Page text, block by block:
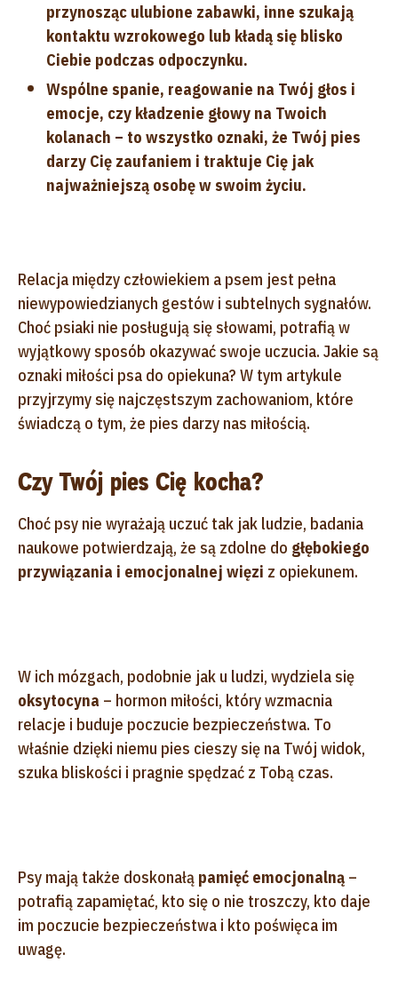
przynosząc ulubione zabawki, inne szukają
kontaktu wzrokowego lub kładą się blisko
Ciebie podczas odpoczynku.
Wspólne spanie, reagowanie na Twój głos i
emocje, czy kładzenie głowy na Twoich
kolanach – to wszystko oznaki, że Twój pies
darzy Cię zaufaniem i traktuje Cię jak
najważniejszą osobę w swoim życiu.
Relacja między człowiekiem a psem jest pełna
niewypowiedzianych gestów i subtelnych sygnałów.
Choć psiaki nie posługują się słowami, potrafią w
wyjątkowy sposób okazywać swoje uczucia. Jakie są
oznaki miłości psa do opiekuna? W tym artykule
przyjrzymy się najczęstszym zachowaniom, które
świadczą o tym, że pies darzy nas miłością.
Czy Twój pies Cię kocha?
Choć psy nie wyrażają uczuć tak jak ludzie, badania
naukowe potwierdzają, że są zdolne do głębokiego
przywiązania i emocjonalnej więzi z opiekunem.
W ich mózgach, podobnie jak u ludzi, wydziela się
oksytocyna – hormon miłości, który wzmacnia
relacje i buduje poczucie bezpieczeństwa. To
właśnie dzięki niemu pies cieszy się na Twój widok,
szuka bliskości i pragnie spędzać z Tobą czas.
Psy mają także doskonałą pamięć emocjonalną –
potrafią zapamiętać, kto się o nie troszczy, kto daje
im poczucie bezpieczeństwa i kto poświęca im
uwagę.